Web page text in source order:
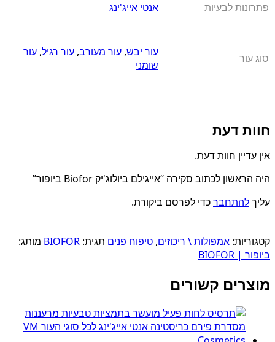
פתרונות לבעיות אנטי אייג'ינג
סוג עור עור יבש, עור מעורב, עור רגיל, עור
שומני
חוות דעת
אין עדיין חוות דעת.
היה הראשון לכתוב סקירה “אייגילם ביולוג'יק Biofor ביופור”
עליךלהתחברכדי לפרסם ביקורת.
קטגוריות: אמפולות \ ריכוזים, טיפוח פנים תגית: BIOFOR מותג:
ביופור | BIOFOR
מוצרים קשורים